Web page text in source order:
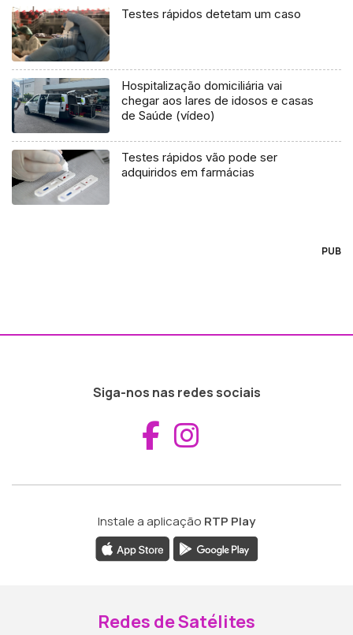
Testes rápidos detetam um caso
Hospitalização domiciliária vai
chegar aos lares de idosos e casas
de Saúde (vídeo)
Testes rápidos vão pode ser
adquiridos em farmácias
PUB
Siga-nos nas redes sociais
Aceder ao
Instale a aplicação RTP Play
Redes de Satélites